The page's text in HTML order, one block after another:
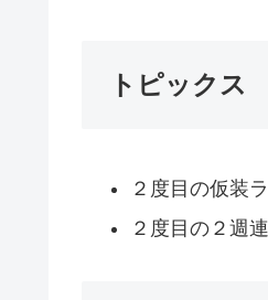
トピックス
２度目の仮装
２度目の２週